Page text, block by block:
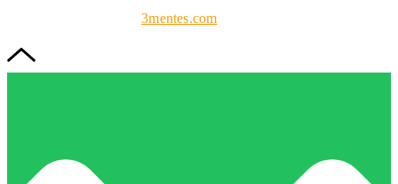
programación web por3mentes.com